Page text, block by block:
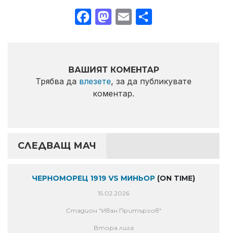
Facebook
Mastodon
Email
ВАШИЯТ КОМЕНТАР
Трябва да влезете, за да публикувате
коментар.
СЛЕДВАЩ МАЧ
ЧЕРНОМОРЕЦ 1919 VS МИНЬОР (ON TIME)
15.02.2026
Стадион "Иван Притъргов"
Втора лига